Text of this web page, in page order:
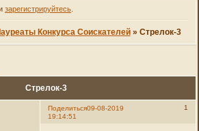
зарегистрируйтесь.
Конкурса Соискателей » Стрелок-3
Стрелок-3
Поделиться 1
09-08-2019
19:14:51